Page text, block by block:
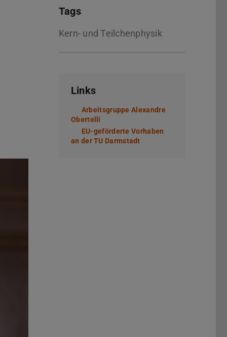
Tags
Kern- und Teilchenphysik
Links
Arbeitsgruppe Alexandre
Obertelli
EU-geförderte Vorhaben
an der TU Darmstadt